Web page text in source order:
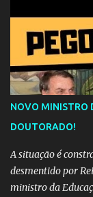
NOVO MINISTRO
DOUTORADO!
A situação é
desmentido por
ministro da